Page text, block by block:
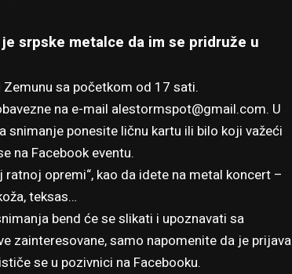
srpske metalce da im se pridruže u
sa početkom od 17 sati.
na e-mail alestormspot@gmail.com. U
ponesite ličnu kartu ili bilo koji važeći
na Facebook eventu.
opremi“, kao da idete na metal koncert –
teksas…
bend će se slikati i upoznavati sa
zainteresovane, samo napomenite da je prijava
se u pozivnici na Facebooku.